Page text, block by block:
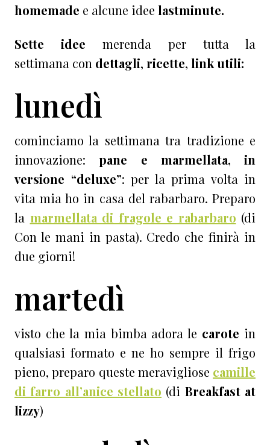
homemade e alcune idee lastminute.
Sette idee merenda per tutta la
settimana con dettagli, ricette, link utili:
lunedì
cominciamo la settimana tra tradizione e
innovazione: pane e marmellata, in
versione “deluxe”: per la prima volta in
vita mia ho in casa del rabarbaro. Preparo
la marmellata di fragole e rabarbaro (di
Con le mani in pasta). Credo che finirà in
due giorni!
martedì
visto che la mia bimba adora le carote in
qualsiasi formato e ne ho sempre il frigo
pieno, preparo queste meravigliose camille
di farro all’anice stellato (di Breakfast at
lizzy)